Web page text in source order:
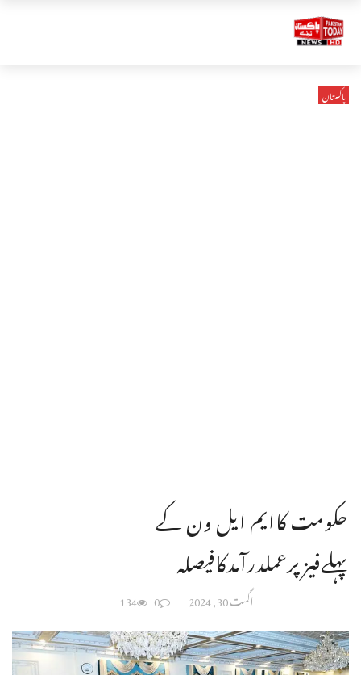
پاکستان
حکومت کاایم ایل ون کے
پہلےفیزپرعملدرآمدکافیصلہ
اگست 30, 2024 0
134